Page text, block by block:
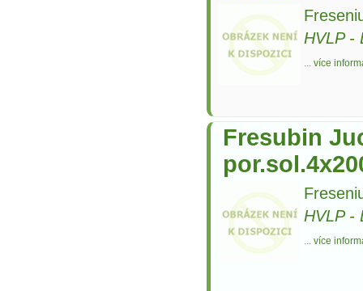
HVLP-
... více
Fresubin
HVLP-
... více